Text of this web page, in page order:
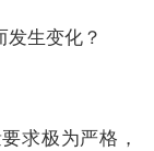
生变化？
求极为严格，